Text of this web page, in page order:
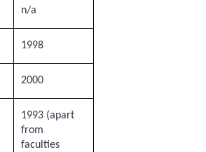
n/a
1998
2000
1993 (apart
from
faculties